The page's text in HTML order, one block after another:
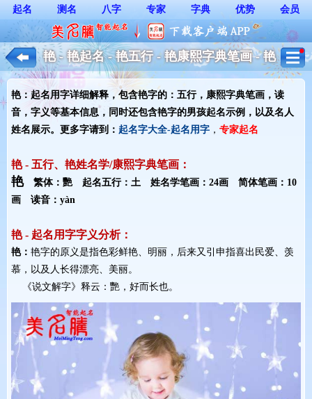
起名 测名 八字 专家 字典 优势 会员
艳 - 艳起名 - 艳五行 - 艳康熙字典笔画 - 艳
起名用字解释 - 男孩起名
艳：起名用字详细解释，包含艳字的：五行，康熙字典笔画，读
音，字义等基本信息，同时还包含艳字的男孩起名示例，以及名人
姓名展示。更多字请到： 起名字大全-起名用字 ， 专家起名
艳 - 五行、艳姓名学/康熙字典笔画：
艳繁体：艷 起名五行：土 姓名学笔画：24画 简体笔画：10
画 读音：yàn
艳 - 起名用字字义分析：
艳： 艳字的原义是指色彩鲜艳、明丽，后来又引申指喜出民爱、羡
慕，以及人长得漂亮、美丽。
《说文解字》释云：艷，好而长也。